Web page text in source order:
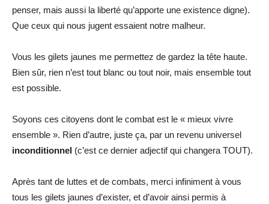
penser, mais aussi la liberté qu’apporte une existence digne).
Que ceux qui nous jugent essaient notre malheur.
Vous les gilets jaunes me permettez de gardez la tête haute.
Bien sûr, rien n’est tout blanc ou tout noir, mais ensemble tout
est possible.
Soyons ces citoyens dont le combat est le « mieux vivre
ensemble ». Rien d’autre, juste ça, par un revenu universel
inconditionnel (c’est ce dernier adjectif qui changera TOUT).
Après tant de luttes et de combats, merci infiniment à vous
tous les gilets jaunes d’exister, et d’avoir ainsi permis à